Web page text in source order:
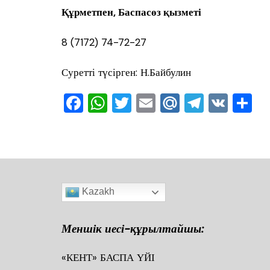
Құрметпен, Баспасөз қызметі
8 (7172) 74-72-27
Суретті түсірген: Н.Байбулин
F
e
b
o
o
k
W
s
A
p
T
er
E
l
M
u
T
gr
V
Kazakh
Меншік иесі-құрылтайшы:
«КЕНТ» БАСПА ҮЙІ